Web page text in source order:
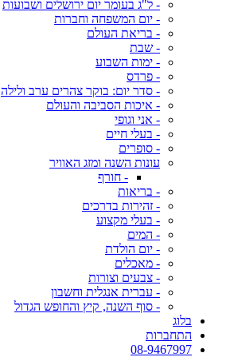
- ל"ג בעומר יום ירושלים ושבועות
- יום המשפחה וחברות
- בריאת העולם
- שבת
- ימות השבוע
- פרדס
- סדר יום: בוקר צהרים ערב ולילה
- איכות הסביבה והעולם
- אני וגופי
- בעלי חיים
- סופרים
עונות השנה ומזג האוויר
- חורף
- בריאות
- זהירות בדרכים
- בעלי מקצוע
- המים
- יום הולדת
- מאכלים
- צבעים וצורות
- עברית אנגלית וחשבון
- סוף השנה, קיץ והחופש הגדול
בלוג
התחברות
08-9467997